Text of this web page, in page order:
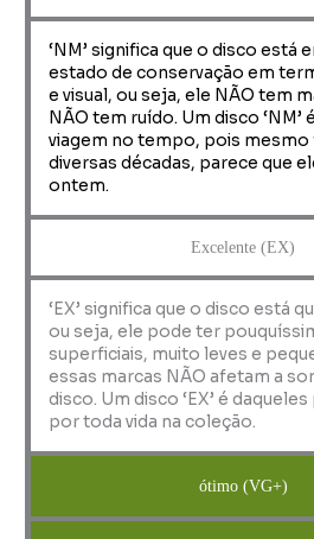
‘NM’ significa que o disco está
estado de conservação em
e visual, ou seja, ele NÃO tem
NÃO tem ruído. Um disco ‘NM’
viagem no tempo, pois mesmo
diversas décadas, parece que
ontem.
Excelente (EX)
‘EX’ significa que o disco está
ou seja, ele pode ter
superficiais, muito leves e
essas marcas NÃO afetam a
disco. Um disco ‘EX’ é
por toda vida na coleção.
ótimo (VG+)